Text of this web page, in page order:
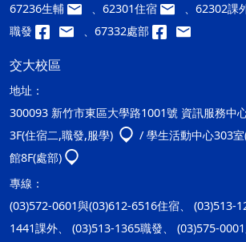
67236生輔
、62301住宿 、62302課
職發
、67332處部
交大校區
地址：
300093 新竹市東區大學路1001號 資訊服務中
3F(住宿二,職發,服學)
/ 學生活動中心303
館8F(處部)
專線：
(03)572-0601與(03)612-6516住宿、 (03)513-
1441課外、 (03)513-1365職發、 (03)575-